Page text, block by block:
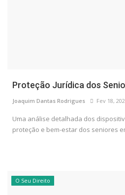
Proteção Jurídica dos
Joaquim Dantas Rodrigues Fev 18,
Uma análise detalhada dos
proteção e bem-estar dos seniores
O Seu Direito